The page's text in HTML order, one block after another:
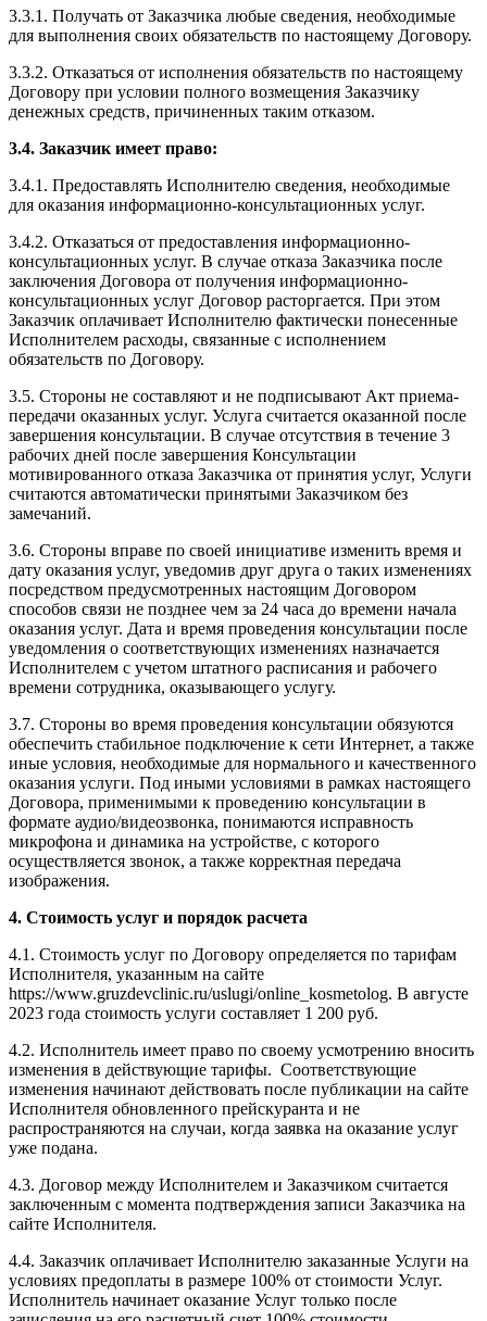
3.3.1. Получать от Заказчика любые сведения, необходимые
для выполнения своих обязательств по настоящему Договору.
3.3.2. Отказаться от исполнения обязательств по настоящему
Договору при условии полного возмещения Заказчику
денежных средств, причиненных таким отказом.
3.4. Заказчик имеет право:
3.4.1. Предоставлять Исполнителю сведения, необходимые
для оказания информационно-консультационных услуг.
3.4.2. Отказаться от предоставления информационно-
консультационных услуг. В случае отказа Заказчика после
заключения Договора от получения информационно-
консультационных услуг Договор расторгается. При этом
Заказчик оплачивает Исполнителю фактически понесенные
Исполнителем расходы, связанные с исполнением
обязательств по Договору.
3.5. Стороны не составляют и не подписывают Акт приема-
передачи оказанных услуг. Услуга считается оказанной после
завершения консультации. В случае отсутствия в течение 3
рабочих дней после завершения Консультации
мотивированного отказа Заказчика от принятия услуг, Услуги
считаются автоматически принятыми Заказчиком без
замечаний.
3.6. Стороны вправе по своей инициативе изменить время и
дату оказания услуг, уведомив друг друга о таких изменениях
посредством предусмотренных настоящим Договором
способов связи не позднее чем за 24 часа до времени начала
оказания услуг. Дата и время проведения консультации после
уведомления о соответствующих изменениях назначается
Исполнителем с учетом штатного расписания и рабочего
времени сотрудника, оказывающего услугу.
3.7. Стороны во время проведения консультации обязуются
обеспечить стабильное подключение к сети Интернет, а также
иные условия, необходимые для нормального и качественного
оказания услуги. Под иными условиями в рамках настоящего
Договора, применимыми к проведению консультации в
формате аудио/видеозвонка, понимаются исправность
микрофона и динамика на устройстве, с которого
осуществляется звонок, а также корректная передача
изображения.
4. Стоимость услуг и порядок расчета
4.1. Стоимость услуг по Договору определяется по тарифам
Исполнителя, указанным на сайте
https://www.gruzdevclinic.ru/uslugi/online_kosmetolog. В августе
2023 года стоимость услуги составляет 1 200 руб.
4.2. Исполнитель имеет право по своему усмотрению вносить
изменения в действующие тарифы. Соответствующие
изменения начинают действовать после публикации на сайте
Исполнителя обновленного прейскуранта и не
распространяются на случаи, когда заявка на оказание услуг
уже подана.
4.3. Договор между Исполнителем и Заказчиком считается
заключенным с момента подтверждения записи Заказчика на
сайте Исполнителя.
4.4. Заказчик оплачивает Исполнителю заказанные Услуги на
условиях предоплаты в размере 100% от стоимости Услуг.
Исполнитель начинает оказание Услуг только после